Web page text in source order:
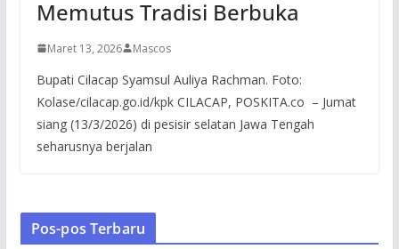
Memutus Tradisi Berbuka
Maret 13, 2026 Mascos
Bupati Cilacap Syamsul Auliya Rachman. Foto:
Kolase/cilacap.go.id/kpk CILACAP, POSKITA.co – Jumat
siang (13/3/2026) di pesisir selatan Jawa Tengah
seharusnya berjalan
Pos-pos Terbaru